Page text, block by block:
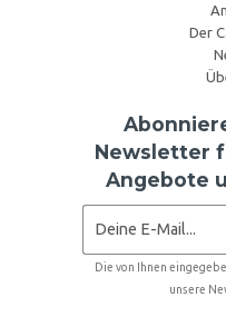
Der
Newsletter
Angebote
Die von Ihnen
unsere